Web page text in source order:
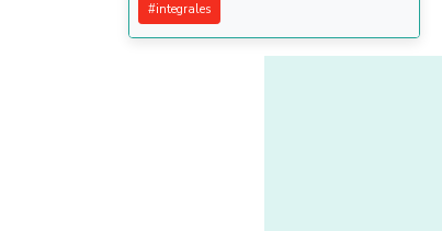
#integrales